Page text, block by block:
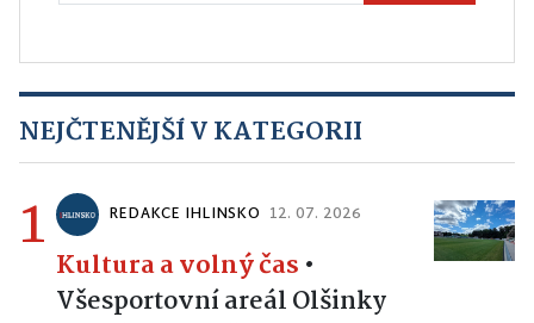
NEJČTENĚJŠÍ V KATEGORII
REDAKCE IHLINSKO 12. 07. 2026